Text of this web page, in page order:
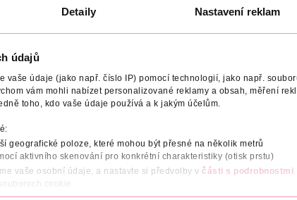
Detaily Nastavení reklam
údajů
vaše údaje (jako např. číslo IP) pomocí technologií, jako např.
vám mohli nabízet personalizované reklamy a obsah, měření
toho, kdo vaše údaje používá a k jakým účelům.
geografické poloze, které mohou být přesné na několik metrů
aktivního skenování pro konkrétní charakteristiky (otisk prstu)
vaše osobní údaje, a nastavte si předvolby v části s podrobnostmi
cookie.
EFEKT POČET NÁZEV VÝROBCE/DODAVATELE
unikátní podtón a texturu – najděte jí konečně přesně
pleť dokonale sjednotí, projasní a přirozeně zakryje